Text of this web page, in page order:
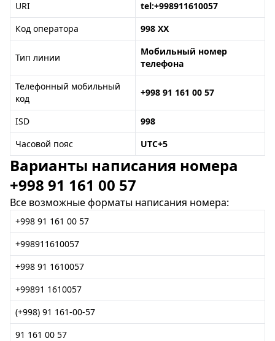
URI
tel:+998911610057
Код оператора
998 XX
Тип линии
Мобильный номер
телефона
Телефонный мобильный
код
+998 91 161 00 57
ISD
998
Часовой пояс
UTC+5
Варианты написания номера
+998 91 161 00 57
Все возможные форматы написания номера:
+998 91 161 00 57
+998911610057
+998 91 1610057
+99891 1610057
(+998) 91 161-00-57
91 161 00 57